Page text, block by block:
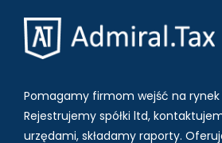
Pomagamy firmom wejść na rynek
Rejestrujemy spółki ltd,
urzędami, składamy raporty.